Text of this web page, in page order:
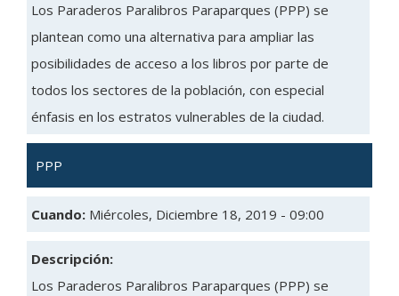
Los Paraderos Paralibros Paraparques (PPP) se
plantean como una alternativa para ampliar las
posibilidades de acceso a los libros por parte de
todos los sectores de la población, con especial
énfasis en los estratos vulnerables de la ciudad.
PPP
Cuando: Miércoles, Diciembre 18, 2019 - 09:00
Descripción:
Los Paraderos Paralibros Paraparques (PPP) se